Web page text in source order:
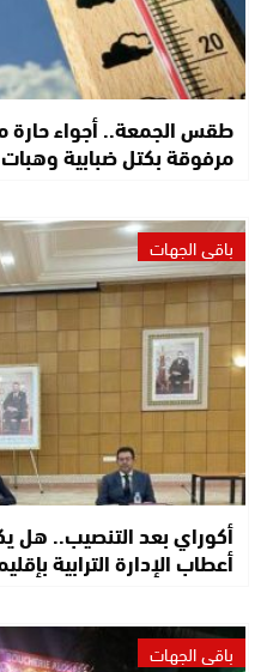
طقس الجمعة.. أجواء
مرفوقة بكتل ضبابية
باقي الجهات
أكوراي بعد التنصيب.. هل
أعطاب الإدارة الترابية
باقي الجهات